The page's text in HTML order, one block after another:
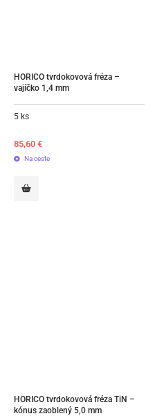
HORICO tvrdokovová fréza –
vajíčko 1,4 mm
5 ks
85,60 €
Na ceste
HORICO tvrdokovová fréza TiN –
kónus zaoblený 5,0 mm